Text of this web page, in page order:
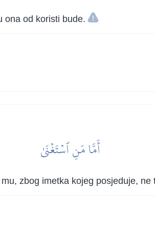
ona od koristi bude.
أَمَّا مَنِ ٱسۡتَغۡنَىٰ
zbog imetka kojeg posjeduje,